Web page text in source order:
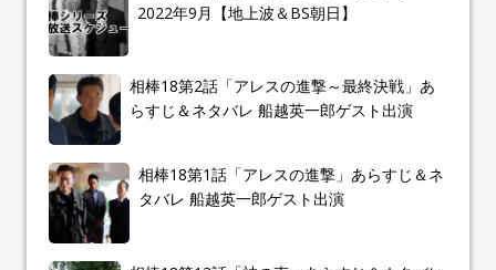
2022年9月【地上波＆BS朝日】
相棒18第2話「アレスの進撃～最終決戦」あ
らすじ＆ネタバレ 船越英一郎ゲスト出演
相棒18第1話「アレスの進撃」あらすじ＆ネ
タバレ 船越英一郎ゲスト出演